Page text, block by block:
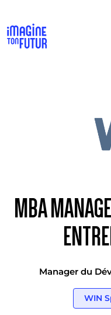
MBA
Manager du
WIN